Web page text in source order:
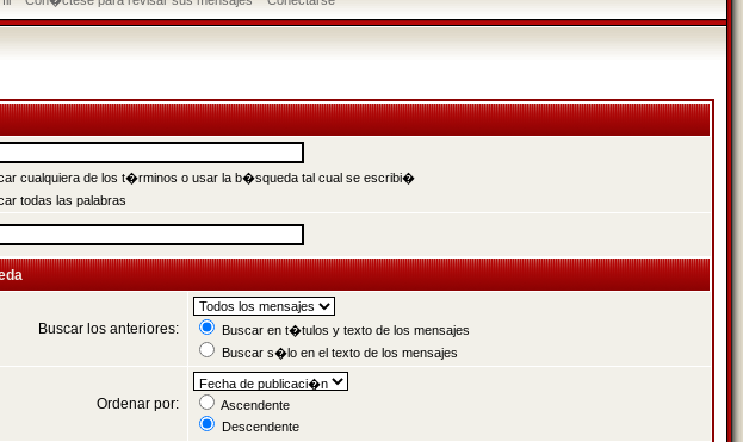
cualquiera de los t�rminos o usar la b�squeda tal cual se escribi�
todas las palabras
Buscar los anteriores:
Buscar en t�tulos y texto de los mensajes
Buscar s�lo en el texto de los mensajes
Ordenar por:
Ascendente
Descendente